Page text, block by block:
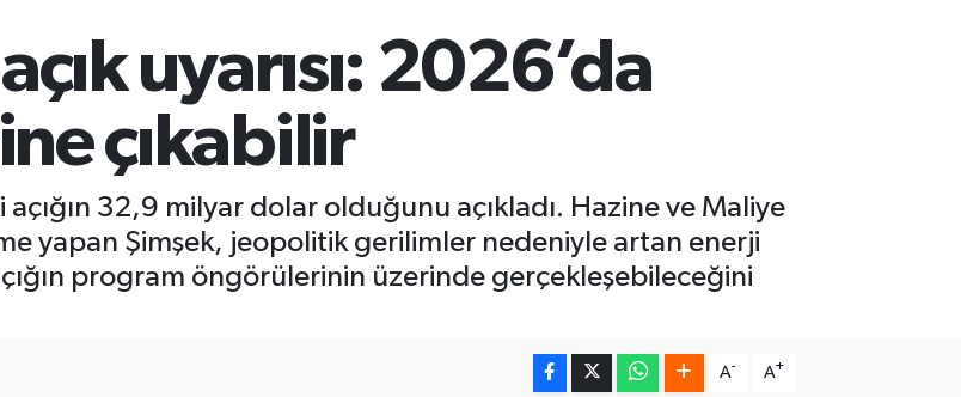
uyarısı: 2026’da
çıkabilir
açığın 32,9 milyar dolar olduğunu açıkladı. Hazine ve Maliye
yapan Şimşek, jeopolitik gerilimler nedeniyle artan enerji
program öngörülerinin üzerinde gerçekleşebileceğini
A- A+